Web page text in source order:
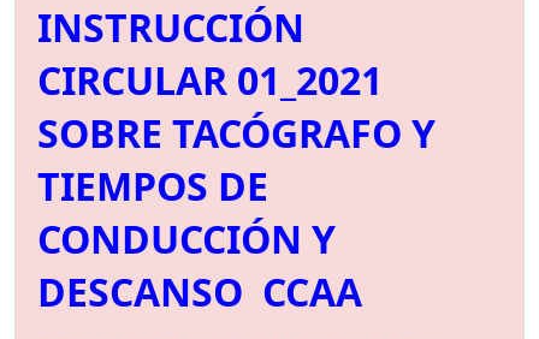
INSTRUCCIÓN
CIRCULAR 01_2021
SOBRE TACÓGRAFO Y
TIEMPOS DE
CONDUCCIÓN Y
DESCANSO CCAA